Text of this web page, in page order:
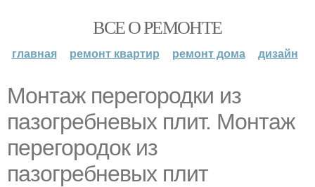
ВСЕ О РЕМОНТЕ
главная ремонт квартир ремонт дома дизайн
Монтаж перегородки из
пазогребневых плит. Монтаж
перегородок из
пазогребневых плит